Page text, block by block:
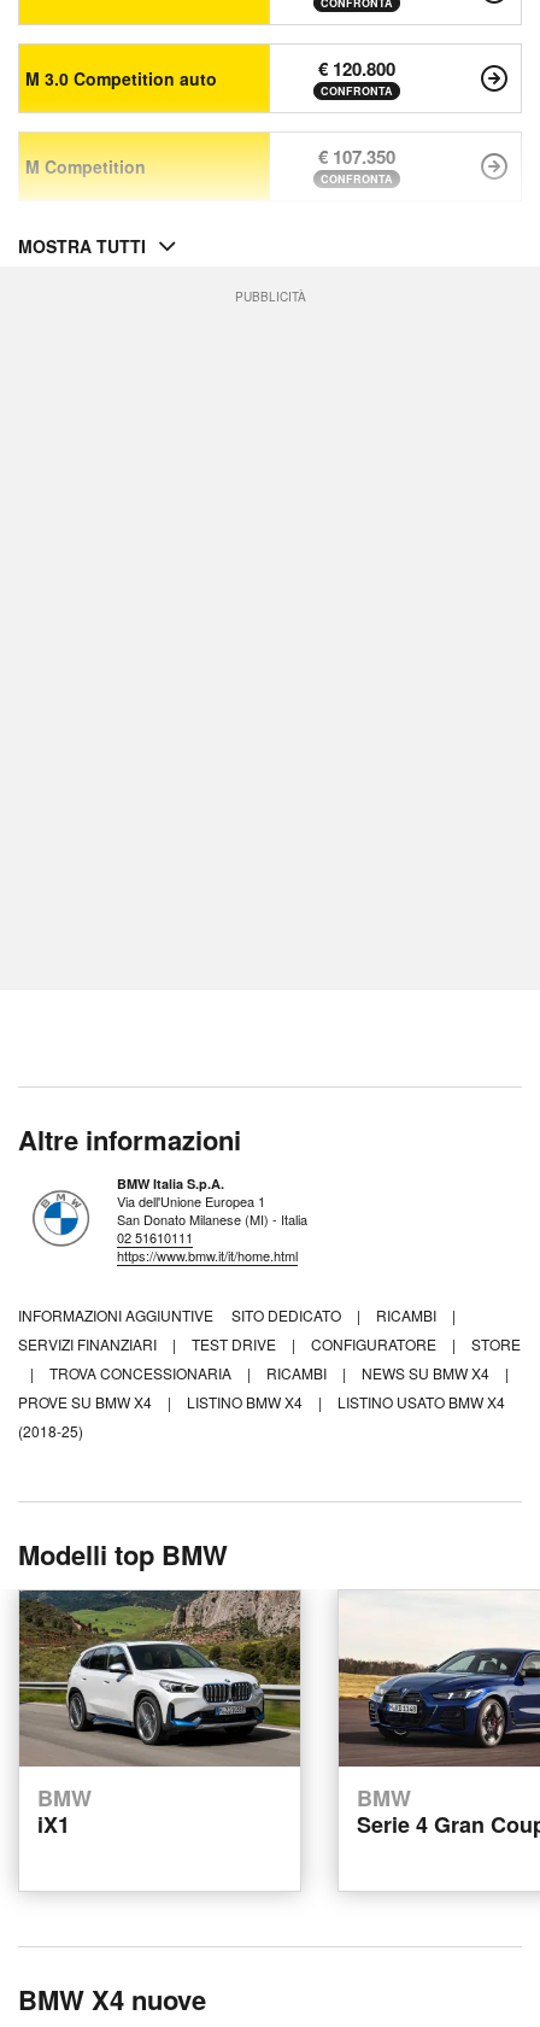
CONFRONTA
M 3.0 Competition auto € 120.800
CONFRONTA
M Competition € 107.350
CONFRONTA
MOSTRA TUTTI
PUBBLICITÀ
Altre informazioni
BMW Italia S.p.A.
Via dell'Unione Europea 1
San Donato Milanese (MI) - Italia
02 51610111
https://www.bmw.it/it/home.html
INFORMAZIONI AGGIUNTIVE SITO DEDICATO | RICAMBI
|
SERVIZI FINANZIARI
| TEST DRIVE | CONFIGURATORE |
STORE
|
TROVA CONCESSIONARIA | RICAMBI | NEWS SU BMW X4
|
PROVE SU BMW X4
| LISTINO BMW X4 |
LISTINO USATO BMW X4
(2018-25)
Modelli top BMW
BMW
iX1
BMW
Serie 4 Gran
BMW X4 nuove